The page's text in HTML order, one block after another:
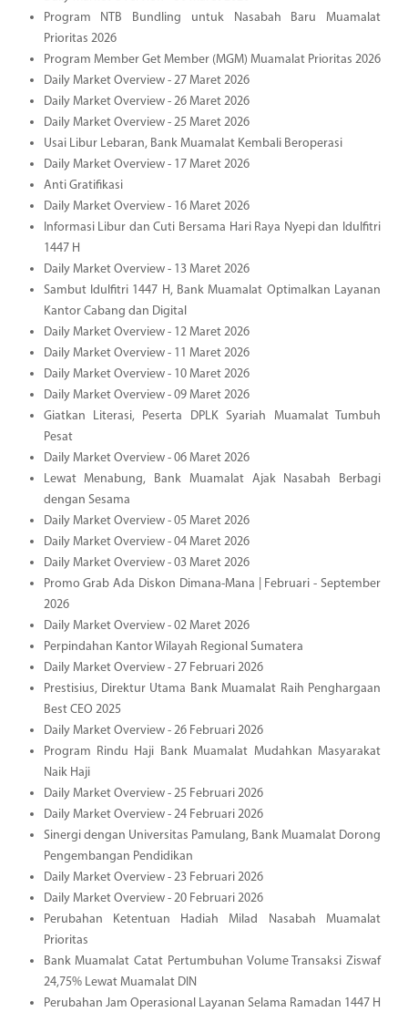
Program NTB Bundling untuk Nasabah Baru Muamalat
Prioritas 2026
Program Member Get Member (MGM) Muamalat Prioritas 2026
Daily Market Overview - 27 Maret 2026
Daily Market Overview - 26 Maret 2026
Daily Market Overview - 25 Maret 2026
Usai Libur Lebaran, Bank Muamalat Kembali Beroperasi
Daily Market Overview - 17 Maret 2026
Anti Gratifikasi
Daily Market Overview - 16 Maret 2026
Informasi Libur dan Cuti Bersama Hari Raya Nyepi dan Idulfitri
1447 H
Daily Market Overview - 13 Maret 2026
Sambut Idulfitri 1447 H, Bank Muamalat Optimalkan Layanan
Kantor Cabang dan Digital
Daily Market Overview - 12 Maret 2026
Daily Market Overview - 11 Maret 2026
Daily Market Overview - 10 Maret 2026
Daily Market Overview - 09 Maret 2026
Giatkan Literasi, Peserta DPLK Syariah Muamalat Tumbuh
Pesat
Daily Market Overview - 06 Maret 2026
Lewat Menabung, Bank Muamalat Ajak Nasabah Berbagi
dengan Sesama
Daily Market Overview - 05 Maret 2026
Daily Market Overview - 04 Maret 2026
Daily Market Overview - 03 Maret 2026
Promo Grab Ada Diskon Dimana-Mana | Februari - September
2026
Daily Market Overview - 02 Maret 2026
Perpindahan Kantor Wilayah Regional Sumatera
Daily Market Overview - 27 Februari 2026
Prestisius, Direktur Utama Bank Muamalat Raih Penghargaan
Best CEO 2025
Daily Market Overview - 26 Februari 2026
Program Rindu Haji Bank Muamalat Mudahkan Masyarakat
Naik Haji
Daily Market Overview - 25 Februari 2026
Daily Market Overview - 24 Februari 2026
Sinergi dengan Universitas Pamulang, Bank Muamalat Dorong
Pengembangan Pendidikan
Daily Market Overview - 23 Februari 2026
Daily Market Overview - 20 Februari 2026
Perubahan Ketentuan Hadiah Milad Nasabah Muamalat
Prioritas
Bank Muamalat Catat Pertumbuhan Volume Transaksi Ziswaf
24,75% Lewat Muamalat DIN
Perubahan Jam Operasional Layanan Selama Ramadan 1447 H